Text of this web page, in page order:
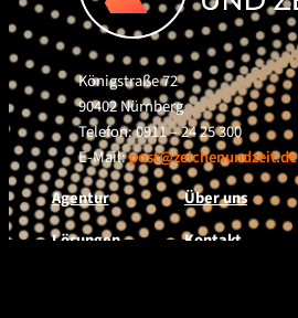
Königstraße 72
90402 Nürnberg
Telefon: 0911 – 24 25 300
E-Mail:post@zeichenundzeit.de
Agentur
Lösungen
Über uns
Kontakt